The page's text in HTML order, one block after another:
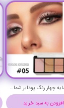
پالت سایه چهار رنگ پودایر شماره 5 - New Quad Eyeshadow Palette
افزودن به سبد خرید